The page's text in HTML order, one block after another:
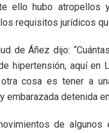
ello hubo
requisitos jurídicos
de Áñez dijo:
hipertensión, aquí
cosa es tener a
embarazada detenida
de algunos